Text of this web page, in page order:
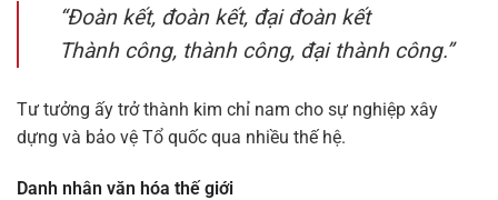
“Đoàn kết, đoàn kết, đại đoàn kết
Thành công, thành công, đại thành công.”
Tư tưởng ấy trở thành kim chỉ nam cho sự nghiệp xây
dựng và bảo vệ Tổ quốc qua nhiều thế hệ.
Danh nhân văn hóa thế giới